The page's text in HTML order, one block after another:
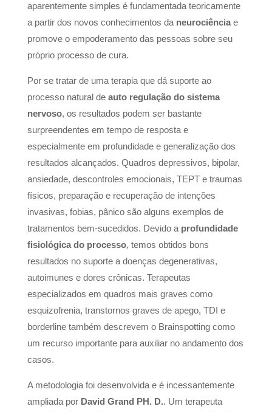
aparentemente simples é fundamentada teoricamente
a partir dos novos conhecimentos da neurociênciae
promove o empoderamento das pessoas sobre seu
próprio processo de cura.
Por se tratar de uma terapia que dá suporte ao
processo natural de auto regulação do sistema
nervoso, os resultados podem ser bastante
surpreendentes em tempo de resposta e
especialmente em profundidade e generalização dos
resultados alcançados. Quadros depressivos, bipolar,
ansiedade, descontroles emocionais, TEPT e traumas
físicos, preparação e recuperação de intenções
invasivas, fobias, pânico são alguns exemplos de
tratamentos bem-sucedidos. Devido a profundidade
fisiológica do processo, temos obtidos bons
resultados no suporte a doenças degenerativas,
autoimunes e dores crônicas. Terapeutas
especializados em quadros mais graves como
esquizofrenia, transtornos graves de apego, TDI e
borderline também descrevem o Brainspotting como
um recurso importante para auxiliar no andamento dos
casos.
A metodologia foi desenvolvida e é incessantemente
ampliada por David Grand PH. D.. Um terapeuta